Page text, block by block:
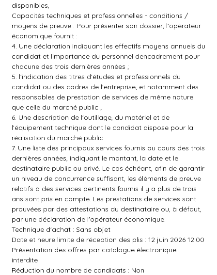
disponibles,
Capacités techniques et professionnelles - conditions /
moyens de preuve : Pour présenter son dossier, l'opérateur
économique fournit :
4. Une déclaration indiquant les effectifs moyens annuels du
candidat et limportance du personnel dencadrement pour
chacune des trois dernières années ;
5. l'indication des titres d'études et professionnels du
candidat ou des cadres de l'entreprise, et notamment des
responsables de prestation de services de même nature
que celle du marché public ;
6. Une description de l'outillage, du matériel et de
l'équipement technique dont le candidat dispose pour la
réalisation du marché public
7. Une liste des principaux services fournis au cours des trois
dernières années, indiquant le montant, la date et le
destinataire public ou privé. Le cas échéant, afin de garantir
un niveau de concurrence suffisant, les éléments de preuve
relatifs à des services pertinents fournis il y a plus de trois
ans sont pris en compte. Les prestations de services sont
prouvées par des attestations du destinataire ou, à défaut,
par une déclaration de l'opérateur économique.
Technique d'achat : Sans objet
Date et heure limite de réception des plis : 12 juin 2026 12:00
Présentation des offres par catalogue électronique :
interdite
Réduction du nombre de candidats : Non